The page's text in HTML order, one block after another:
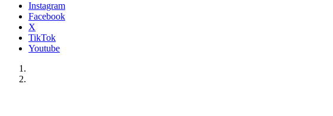
Instagram
Facebook
X
TikTok
Youtube